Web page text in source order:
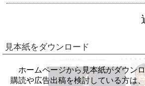
見本紙をダウンロード
ホームページから見本紙がダウン
購読や広告出稿を検討している方は